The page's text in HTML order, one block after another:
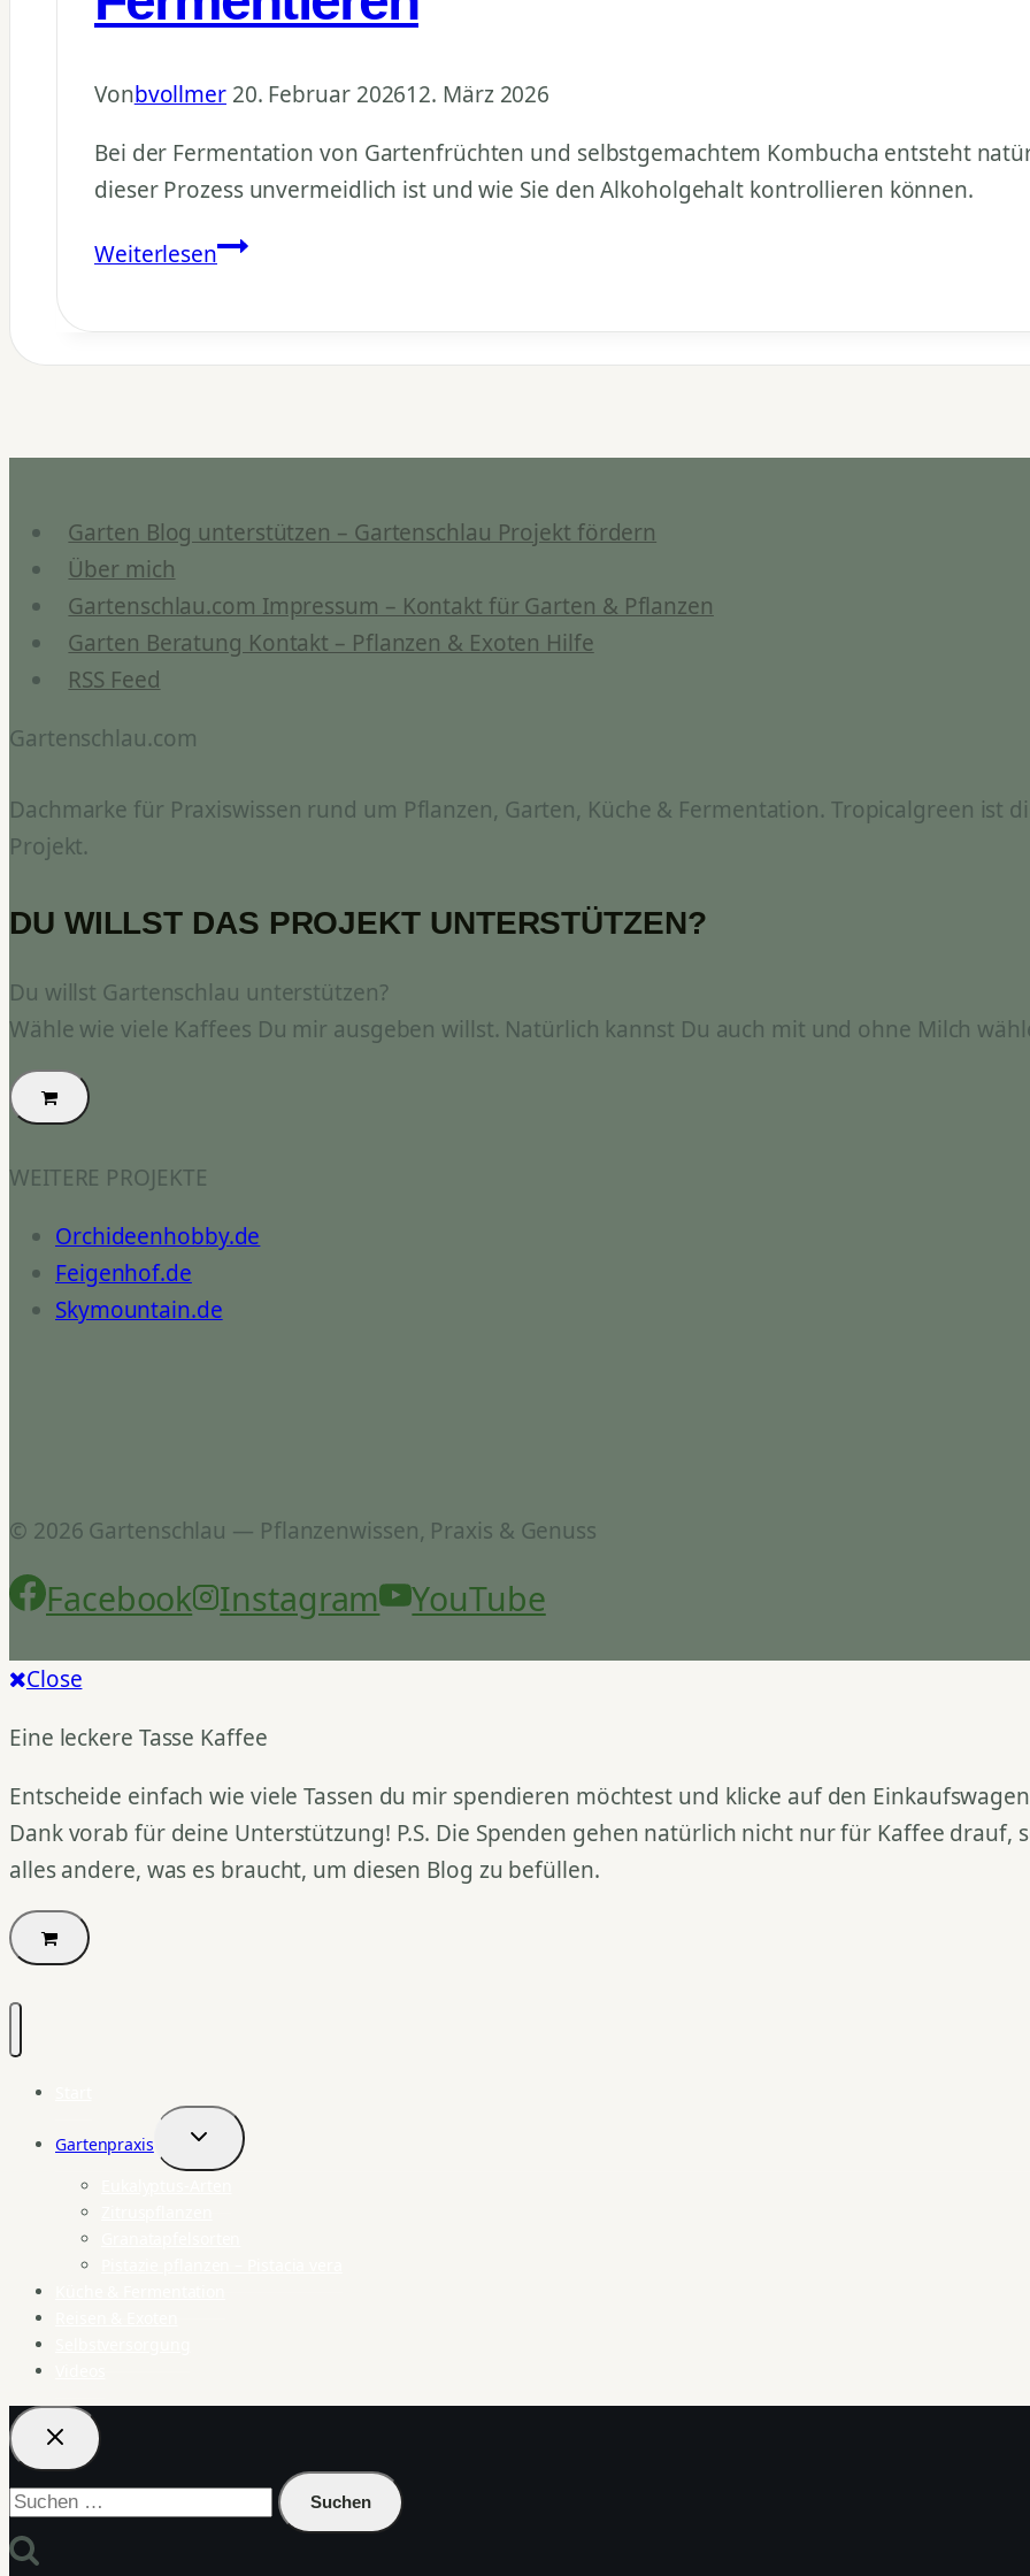
Vonbvollmer 20. Februar 202612. März 2026
Bei der Fermentation von Gartenfrüchten und selbstgemachtem Kombucha entsteht
dieser Prozess unvermeidlich ist und wie Sie den Alkoholgehalt kontrollieren können.
WeiterlesenFermentation
entsteht
Garten Blog unterstützen – Gartenschlau Projekt fördern
Über mich
Gartenschlau.com Impressum – Kontakt für Garten & Pflanzen
Garten Beratung Kontakt – Pflanzen & Exoten Hilfe
RSS Feed
Gartenschlau.com
Dachmarke für Praxiswissen rund um Pflanzen, Garten, Küche & Fermentation. Tropicalgreen ist
Projekt.
DU WILLST DAS PROJEKT UNTERSTÜTZEN?
Du willst Gartenschlau unterstützen?
Wähle wie viele Kaffees Du mir ausgeben willst. Natürlich kannst Du auch mit und ohne Milch
WEITERE PROJEKTE
Orchideenhobby.de
Feigenhof.de
Skymountain.de
© 2026 Gartenschlau — Pflanzenwissen, Praxis & Genuss
Facebook Instagram YouTube
Close
Eine leckere Tasse Kaffee
Entscheide einfach wie viele Tassen du mir spendieren möchtest und klicke auf den
Dank vorab für deine Unterstützung! P.S. Die Spenden gehen natürlich nicht nur für Kaffee drauf,
alles andere, was es braucht, um diesen Blog zu befüllen.
Gartenpraxis
Untermenü
umschalten
Suchen
nach: